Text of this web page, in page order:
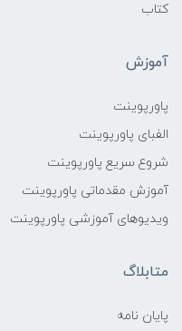
کتاب
آموزش
پاورپوینت
الفبای پاورپوینت
شروع سریع پاورپوینت
آموزش مقدماتی پاورپوینت
ویدیوهای آموزشی پاورپوینت
متابلاگ
پایان نامه